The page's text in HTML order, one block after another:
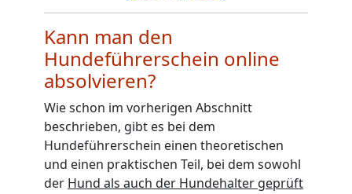
Kann man den
Hundeführerschein online
absolvieren?
Wie schon im vorherigen Abschnitt
beschrieben, gibt es bei dem
Hundeführerschein einen theoretischen
und einen praktischen Teil, bei dem sowohl
der Hund als auch der Hundehalter geprüft